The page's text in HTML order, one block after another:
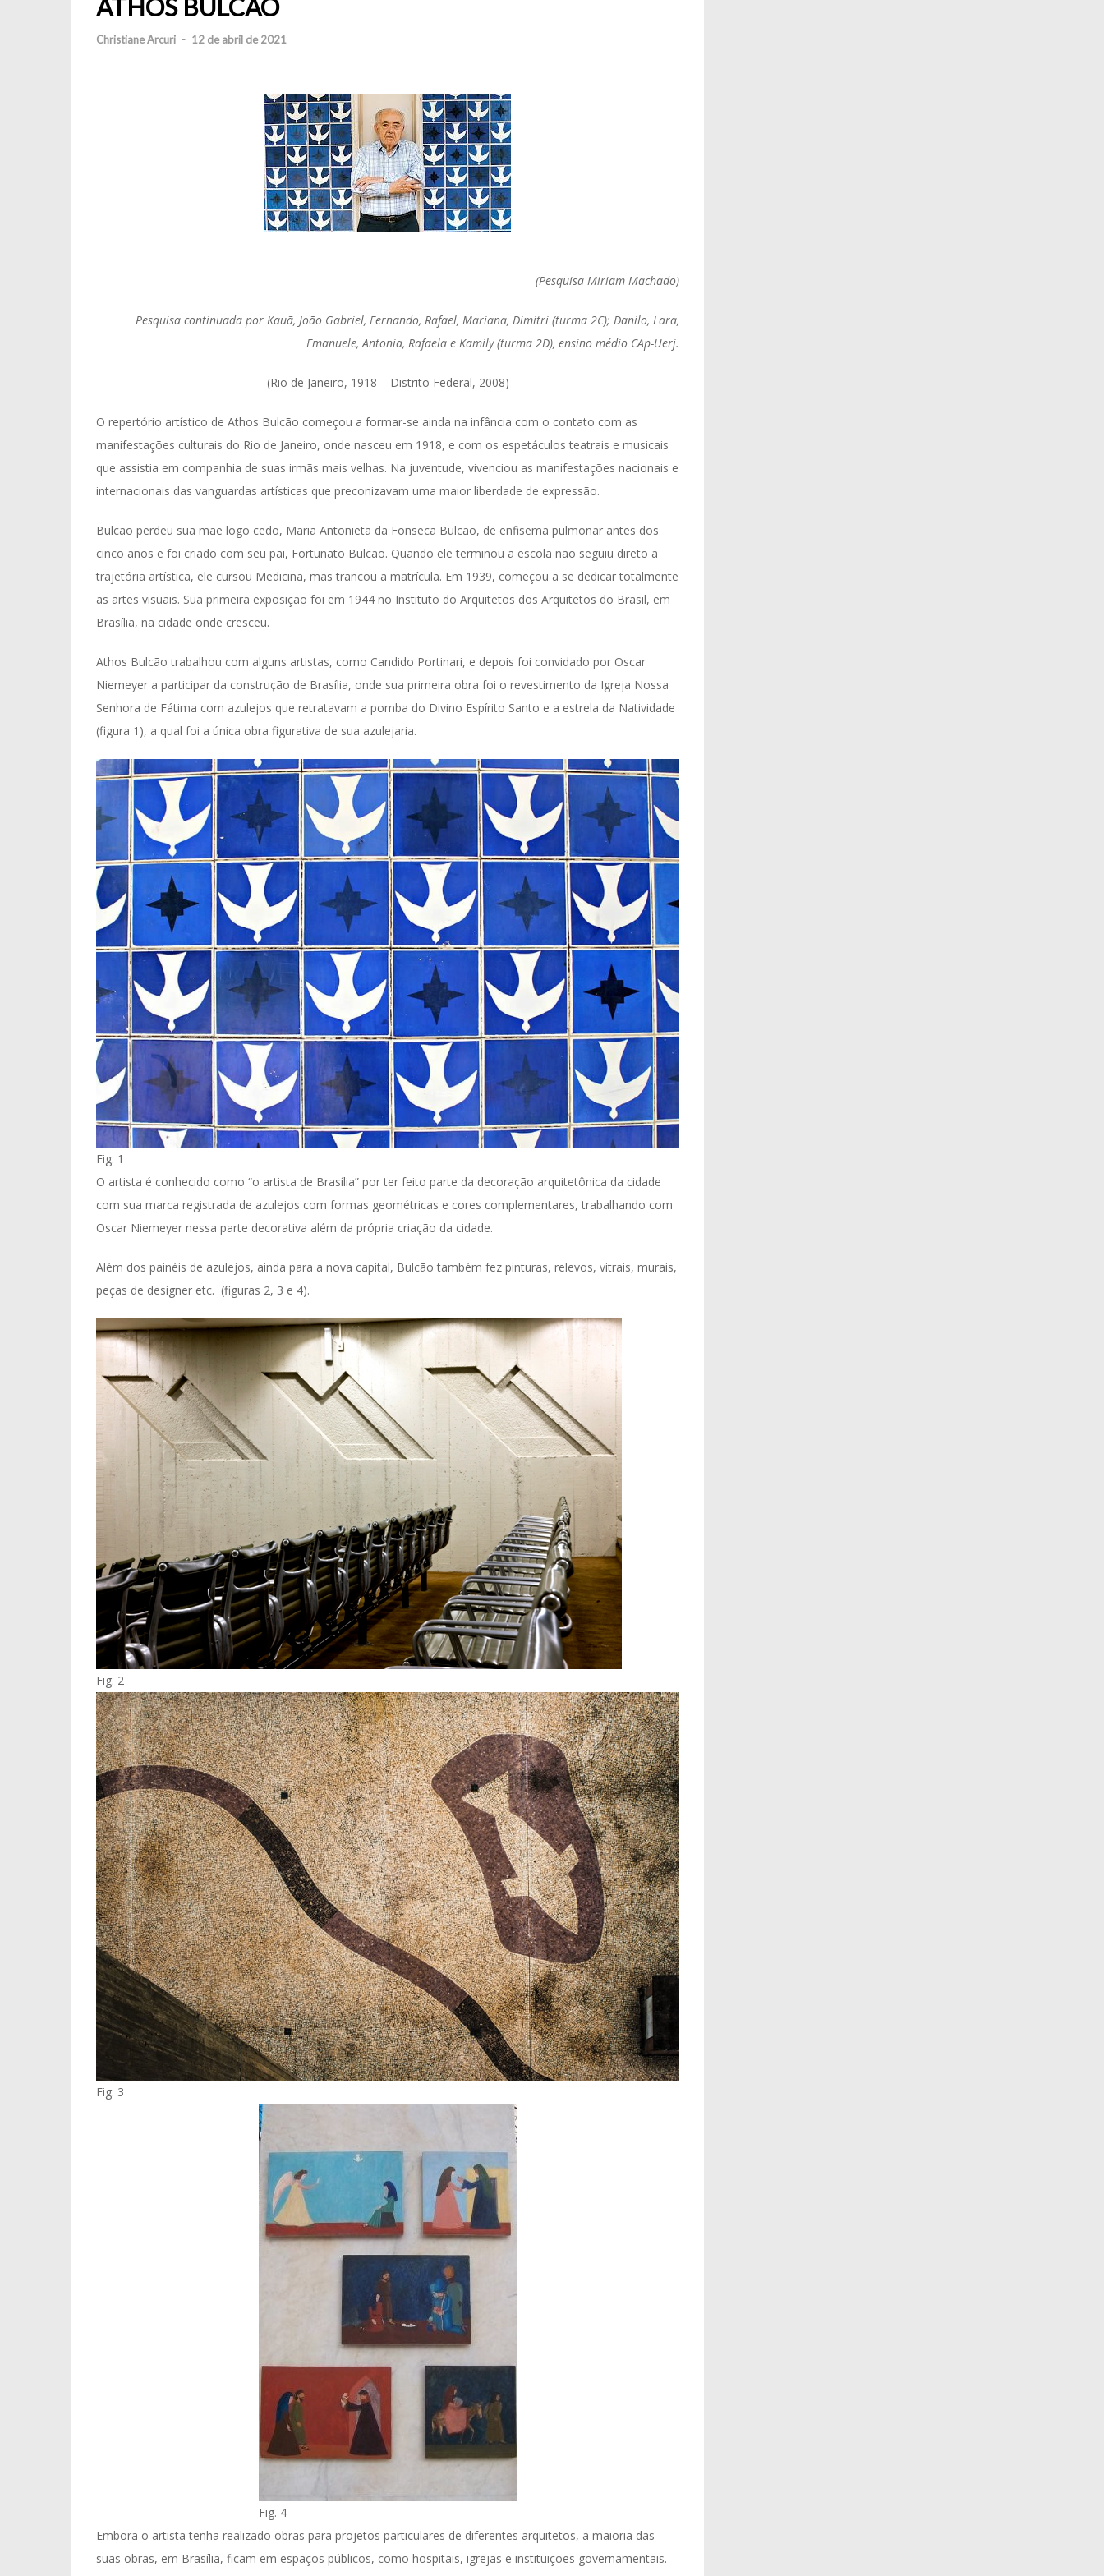
ATHOS BULCÃO
Christiane Arcuri - 12 de abril de 2021
(Pesquisa Miriam Machado)
Pesquisa continuada por Kauã, João Gabriel, Fernando, Rafael, Mariana, Dimitri (turma 2C); Danilo, Lara,
Emanuele, Antonia, Rafaela e Kamily (turma 2D), ensino médio CAp-Uerj.
(Rio de Janeiro, 1918 – Distrito Federal, 2008)
O repertório artístico de Athos Bulcão começou a formar-se ainda na infância com o contato com as
manifestações culturais do Rio de Janeiro, onde nasceu em 1918, e com os espetáculos teatrais e musicais
que assistia em companhia de suas irmãs mais velhas. Na juventude, vivenciou as manifestações nacionais e
internacionais das vanguardas artísticas que preconizavam uma maior liberdade de expressão.
Bulcão perdeu sua mãe logo cedo, Maria Antonieta da Fonseca Bulcão, de enfisema pulmonar antes dos
cinco anos e foi criado com seu pai, Fortunato Bulcão. Quando ele terminou a escola não seguiu direto a
trajetória artística, ele cursou Medicina, mas trancou a matrícula. Em 1939, começou a se dedicar totalmente
as artes visuais. Sua primeira exposição foi em 1944 no Instituto do Arquitetos dos Arquitetos do Brasil, em
Brasília, na cidade onde cresceu.
Athos Bulcão trabalhou com alguns artistas, como Candido Portinari, e depois foi convidado por Oscar
Niemeyer a participar da construção de Brasília, onde sua primeira obra foi o revestimento da Igreja Nossa
Senhora de Fátima com azulejos que retratavam a pomba do Divino Espírito Santo e a estrela da Natividade
(figura 1), a qual foi a única obra figurativa de sua azulejaria.
Fig. 1
O artista é conhecido como “o artista de Brasília” por ter feito parte da decoração arquitetônica da cidade
com sua marca registrada de azulejos com formas geométricas e cores complementares, trabalhando com
Oscar Niemeyer nessa parte decorativa além da própria criação da cidade.
Além dos painéis de azulejos, ainda para a nova capital, Bulcão também fez pinturas, relevos, vitrais, murais,
peças de designer etc. (figuras 2, 3 e 4).
Fig. 2
Fig. 3
Fig. 4
Embora o artista tenha realizado obras para projetos particulares de diferentes arquitetos, a maioria das
suas obras, em Brasília, ficam em espaços públicos, como hospitais, igrejas e instituições governamentais.